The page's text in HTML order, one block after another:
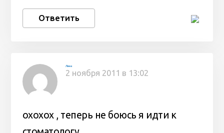
Ответить
Лина
2 ноября 2011 в 13:02
охохох , теперь не боюсь я идти к